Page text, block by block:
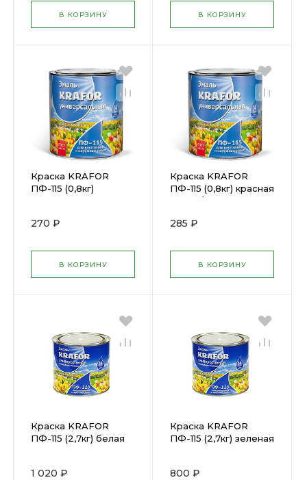
В КОРЗИНУ В КОРЗИНУ
Краска KRAFOR
ПФ-115 (0,8кг)
270 ₽
В КОРЗИНУ
Краска KRAFOR
ПФ-115 (0,8кг) красная
(26019/206143
285 ₽
В КОРЗИНУ
Краска KRAFOR
ПФ-115 (2,7кг) белая
1 020 ₽
Краска KRAFOR
ПФ-115 (2,7кг) зеленая
800 ₽